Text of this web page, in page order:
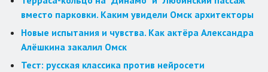
вместо парковки. Каким увидели Омск архитекторы
Новые испытания и чувства. Как актёра Александра
Алёшкина закалил Омск
Тест: русская классика против нейросети